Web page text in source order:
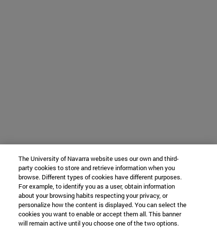
The University of Navarra website uses our own and third-
party cookies to store and retrieve information when you
browse. Different types of cookies have different purposes.
For example, to identify you as a user, obtain information
about your browsing habits respecting your privacy, or
personalize how the content is displayed. You can select the
cookies you want to enable or accept them all. This banner
will remain active until you choose one of the two options.